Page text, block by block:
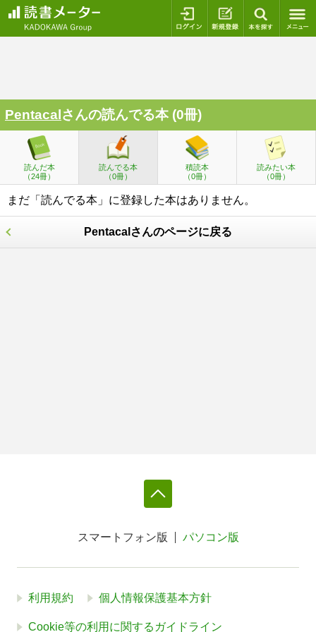
ログイン 新規登録
Pentacal さんの読んでる本 (0冊)
読んだ本
（24冊）
読んでる本
（0冊）
積読本
（0冊）
読みたい本
（0冊）
まだ「読んでる本」に登録した本はありません。
Pentacalさんのページに戻る
スマートフォン版 パソコン版
利用規約 個人情報保護基本方針
Cookie等の利用に関するガイドライン